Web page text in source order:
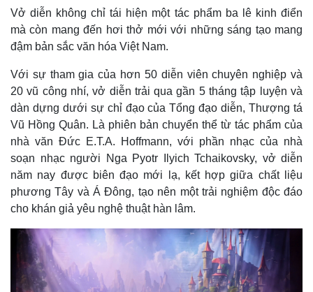
Vở diễn không chỉ tái hiện một tác phẩm ba lê kinh điển
mà còn mang đến hơi thở mới với những sáng tạo mang
đậm bản sắc văn hóa Việt Nam.
Với sự tham gia của hơn 50 diễn viên chuyên nghiệp và
20 vũ công nhí, vở diễn trải qua gần 5 tháng tập luyện và
dàn dựng dưới sự chỉ đạo của Tổng đạo diễn, Thượng tá
Vũ Hồng Quân. Là phiên bản chuyển thể từ tác phẩm của
nhà văn Đức E.T.A. Hoffmann, với phần nhạc của nhà
soạn nhạc người Nga Pyotr Ilyich Tchaikovsky, vở diễn
năm nay được biên đạo mới lạ, kết hợp giữa chất liệu
phương Tây và Á Đông, tạo nên một trải nghiệm độc đáo
cho khán giả yêu nghệ thuật hàn lâm.